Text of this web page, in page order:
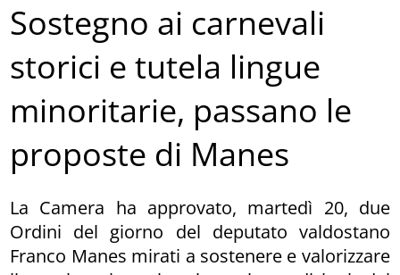
Sostegno ai carnevali
storici e tutela lingue
minoritarie, passano le
proposte di Manes
La Camera ha approvato, martedì 20, due
Ordini del giorno del deputato valdostano
Franco Manes mirati a sostenere e valorizzare